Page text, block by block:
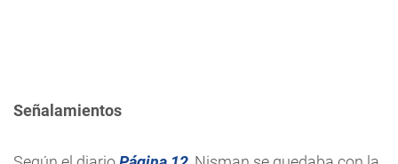
Señalamientos